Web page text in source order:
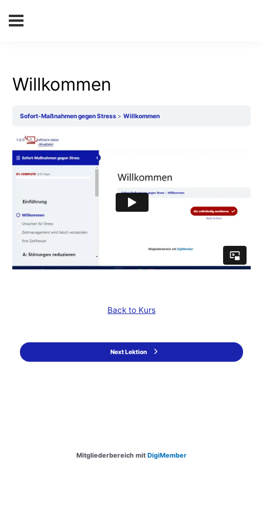
Willkommen
Sofort-Maßnahmen gegen Stress Willkommen
Back to Kurs
Next Lektion
Mitgliederbereich mit DigiMember